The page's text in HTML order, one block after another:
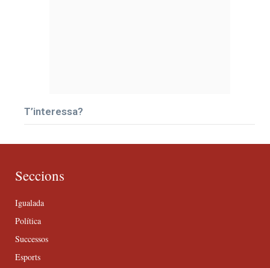
T’interessa?
Seccions
Igualada
Política
Successos
Esports